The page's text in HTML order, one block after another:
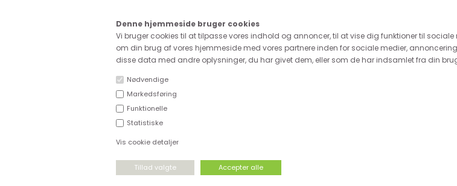
Denne hjemmeside bruger cookies
Vi bruger cookies til at tilpasse vores indhold og annoncer, til at vise dig funktioner til
om din brug af vores hjemmeside med vores partnere inden for sociale medier,
disse data med andre oplysninger, du har givet dem, eller som de har indsamlet fra din
Nødvendige
Markedsføring
Funktionelle
Statistiske
Vis cookie detaljer
Fri fragt ved køb for over 600.-
DEADSTOCK